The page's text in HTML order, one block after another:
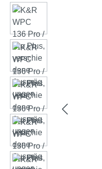
Bildergalerie überspringen